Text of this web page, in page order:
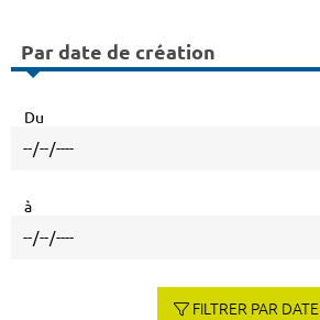
Par date de création
Du
à
FILTRER PAR DATE